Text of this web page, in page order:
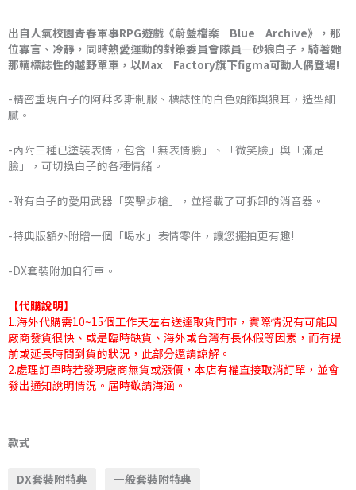
範
到
出自人氣校園青春軍事RPG遊戲《蔚藍檔案 Blue Archive》，那
位寡言、冷靜，同時熱愛運動的對策委員會隊員—砂狼白子，騎著她
那輛標誌性的越野單車，以Max Factory旗下figma可動人偶登場!
-精密重現白子的阿拜多斯制服、標誌性的白色頭飾與狼耳，造型細
膩。
-內附三種已塗裝表情，包含「無表情臉」、「微笑臉」與「滿足
臉」，可切換白子的各種情緒。
-附有白子的愛用武器「突擊步槍」，並搭載了可拆卸的消音器。
-特典版額外附贈一個「喝水」表情零件，讓您擺拍更有趣!
-DX套裝附加自行車。
【代購說明】
1.海外代購需10~15個工作天左右送達取貨門市，實際情況有可能因
廠商發貨很快、或是臨時缺貨、海外或台灣有長休假等因素，而有提
前或延長時間到貨的狀況，此部分還請諒解。
2.處理訂單時若發現廠商無貨或漲價，本店有權直接取消訂單，並會
發出通知說明情況。屆時敬請海涵。
款式
DX套裝附特典 一般套裝附特典
Factory
藍